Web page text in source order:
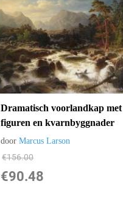
Dramatisch voorlandkap met
figuren en kvarnbyggnader
doorMarcus Larson
€156.00
€90.48